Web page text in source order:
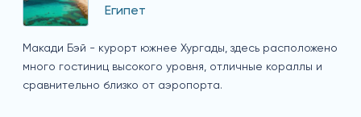
Египет
Макади Бэй - курорт южнее Хургады, здесь расположено
много гостиниц высокого уровня, отличные кораллы и
сравнительно близко от аэропорта.